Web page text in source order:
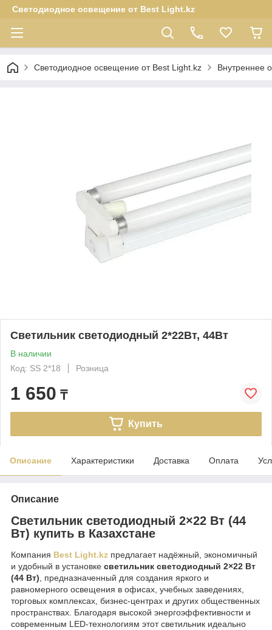
Светодиодное освещение от Best Light.kz
Светодиодное освещение от Best Light.kz Внутреннее
Светильник светодиодный 2*22Вт, 44Вт
В наличии
Код: SS 2*18
Розница
1 650 ₸
Купить
Описание Характеристики Доставка Оплата
Описание
Светильник светодиодный 2×22 Вт (44
Вт) купить в Казахстане
Компания Best Light.kz предлагает надёжный, экономичный
и удобный в установке светильник светодиодный 2×22 Вт
(44 Вт), предназначенный для создания яркого и
равномерного освещения в офисах, учебных заведениях,
торговых комплексах, бизнес-центрах и других общественных
пространствах. Благодаря высокой энергоэффективности и
современным LED-технологиям этот светильник идеально